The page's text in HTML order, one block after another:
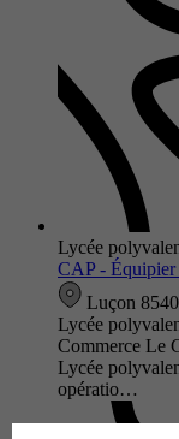
Lycée
CAP - Équipier
Luçon
Lycée
Commerce Le
Lycée
opératio…